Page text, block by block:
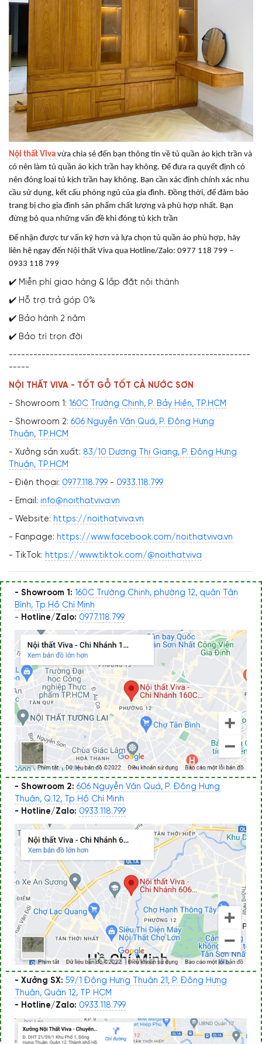
Nội thất Viva vừa chia sẻ đến bạn thông tin về tủ quần áo kịch trần và
có nên làm tủ quần áo kịch trần hay không. Để đưa ra quyết định có
nên đóng loại tủ kịch trần hay không. Bạn cần xác định chính xác nhu
cầu sử dụng, kết cấu phòng ngủ của gia đình. Đồng thời, để đảm bảo
trang bị cho gia đình sản phẩm chất lượng và phù hợp nhất. Bạn
đừng bỏ qua những vấn đề khi đóng tủ kịch trần
Để nhận được tư vấn kỹ hơn và lựa chọn tủ quần áo phù hợp, hãy
liên hệ ngay đến Nội thất Viva qua Hotline/Zalo: 0977 118 799 –
0933 118 799
✔️ Miễn phí giao hàng & lắp đặt nội thành
✔️ Hỗ trợ trả góp 0%
✔️ Bảo hành 2 năm
✔️ Bảo trì trọn đời
-----------------------------------------------------------
-----
NỘI THẤT VIVA - TỐT GỖ TỐT CẢ NƯỚC SƠN
- Showroom 1: 160C Trường Chinh, P. Bảy Hiền, TP.HCM
- Showroom 2: 606 Nguyễn Văn Quá, P. Đông Hưng
Thuận, TP.HCM
- Xưởng sản xuất: 83/10 Dương Thị Giang, P. Đông Hưng
Thuận, TP.HCM
- Điện thoại: 0977.118.799 - 0933.118.799
- Email: info@noithatviva.vn
- Website: https://noithatviva.vn
- Fanpage: https://www.facebook.com/noithatviva.vn
- TikTok: https://www.tiktok.com/@noithatviva
- Showroom 1: 160C Trường Chinh, phường 12, quận Tân
Bình, Tp Hồ Chí Minh
- Hotline/Zalo: 0977.118.799
- Showroom 2: 606 Nguyễn Văn Quá, P. Đông Hưng
Thuận, Q.12, Tp Hồ Chí Minh
- Hotline/Zalo: 0933.118.799
- Xưởng SX: 59/1 Đông Hưng Thuận 21, P. Đông Hưng
Thuận, Quận 12, TP HCM
- Hotline/Zalo: 0933.118.799